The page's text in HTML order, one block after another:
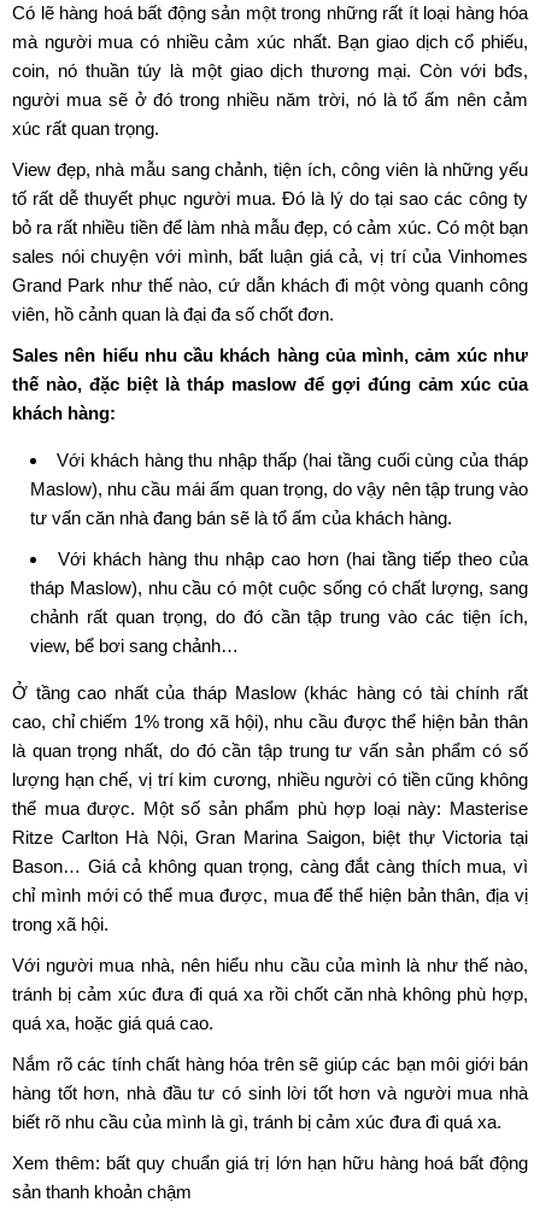
Có lẽ hàng hoá bất động sản một trong những rất ít loại hàng hóa
mà người mua có nhiều cảm xúc nhất. Bạn giao dịch cổ phiếu,
coin, nó thuần túy là một giao dịch thương mại. Còn với bđs,
người mua sẽ ở đó trong nhiều năm trời, nó là tổ ấm nên cảm
xúc rất quan trọng.
View đẹp, nhà mẫu sang chảnh, tiện ích, công viên là những yếu
tố rất dễ thuyết phục người mua. Đó là lý do tại sao các công ty
bỏ ra rất nhiều tiền để làm nhà mẫu đẹp, có cảm xúc. Có một bạn
sales nói chuyện với mình, bất luận giá cả, vị trí của Vinhomes
Grand Park như thế nào, cứ dẫn khách đi một vòng quanh công
viên, hồ cảnh quan là đại đa số chốt đơn.
Sales nên hiểu nhu cầu khách hàng của mình, cảm xúc như
thế nào, đặc biệt là tháp maslow để gợi đúng cảm xúc của
khách hàng:
Với khách hàng thu nhập thấp (hai tầng cuối cùng của tháp
Maslow), nhu cầu mái ấm quan trọng, do vậy nên tập trung vào
tư vấn căn nhà đang bán sẽ là tổ ấm của khách hàng.
Với khách hàng thu nhập cao hơn (hai tầng tiếp theo của
tháp Maslow), nhu cầu có một cuộc sống có chất lượng, sang
chảnh rất quan trọng, do đó cần tập trung vào các tiện ích,
view, bể bơi sang chảnh…
Ở tầng cao nhất của tháp Maslow (khác hàng có tài chính rất
cao, chỉ chiếm 1% trong xã hội), nhu cầu được thể hiện bản thân
là quan trọng nhất, do đó cần tập trung tư vấn sản phẩm có số
lượng hạn chế, vị trí kim cương, nhiều người có tiền cũng không
thể mua được. Một số sản phẩm phù hợp loại này: Masterise
Ritze Carlton Hà Nội, Gran Marina Saigon, biệt thự Victoria tại
Bason… Giá cả không quan trọng, càng đắt càng thích mua, vì
chỉ mình mới có thể mua được, mua để thể hiện bản thân, địa vị
trong xã hội.
Với người mua nhà, nên hiểu nhu cầu của mình là như thế nào,
tránh bị cảm xúc đưa đi quá xa rồi chốt căn nhà không phù hợp,
quá xa, hoặc giá quá cao.
Nắm rõ các tính chất hàng hóa trên sẽ giúp các bạn môi giới bán
hàng tốt hơn, nhà đầu tư có sinh lời tốt hơn và người mua nhà
biết rõ nhu cầu của mình là gì, tránh bị cảm xúc đưa đi quá xa.
Xem thêm: bất quy chuẩn giá trị lớn hạn hữu hàng hoá bất động
sản thanh khoản chậm